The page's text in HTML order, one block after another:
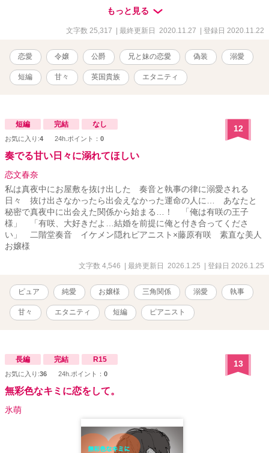
は、ふたりは兄妹として振舞う生活を余儀なくされていた。 そんな
ある日、ジュリアはランドルフから旅行へと誘われる。 ＊＊＊＊＊
＊＊＊＊＊＊＊＊＊＊＊＊＊＊＊＊＊＊＊＊＊＊＊＊＊＊＊＊＊＊
断の恋に落ちた侯爵令嬢は、神聖な教会で背徳の愛撫にあえかな吐
息を漏らす」
https://www.alphapolis.co.jp/novel/702276663/289431817 「【R１
８】健気なプリンセスは嫉妬した秘密の恋人である教育係にお仕置
８】箱入り令嬢は密かに慕う執事に夜伽の手解きを受け、快楽に沈
む」 https://www.alphapolis.co.jp/novel/702276663/524431855
もっと見る
文字数 25,317 | 最終更新日 2020.11.27 | 登録日 2020.11.22
恋愛 令嬢 公爵 兄と妹の恋愛 偽装 溺愛
短編 甘々 英国貴族 エタニティ
短編 完結 なし
お気に入り:4 24h.ポイント： 0
12
奏でる甘い日々に溺れてほしい
恋文春奈
私は真夜中にお屋敷を抜け出した 奏音と執事の律に溺愛される
日々 抜け出さなかったら出会えなかった運命の人に… あなたと
秘密で真夜中に出会えた関係から始まる…！ 「俺は有咲の王子
様」 「有咲、大好きだよ…結婚を前提に俺と付き合ってくださ
い」 二階堂奏音 イケメン隠れピアニスト×藤原有咲 素直な美人
お嬢様
文字数 4,546 | 最終更新日 2026.1.25 | 登録日 2026.1.25
ピュア 純愛 お嬢様 三角関係 溺愛 執事
甘々 エタニティ 短編 ピアニスト
長編 完結 R15
お気に入り:36 24h.ポイント： 0
13
無彩色なキミに恋をして。
氷萌